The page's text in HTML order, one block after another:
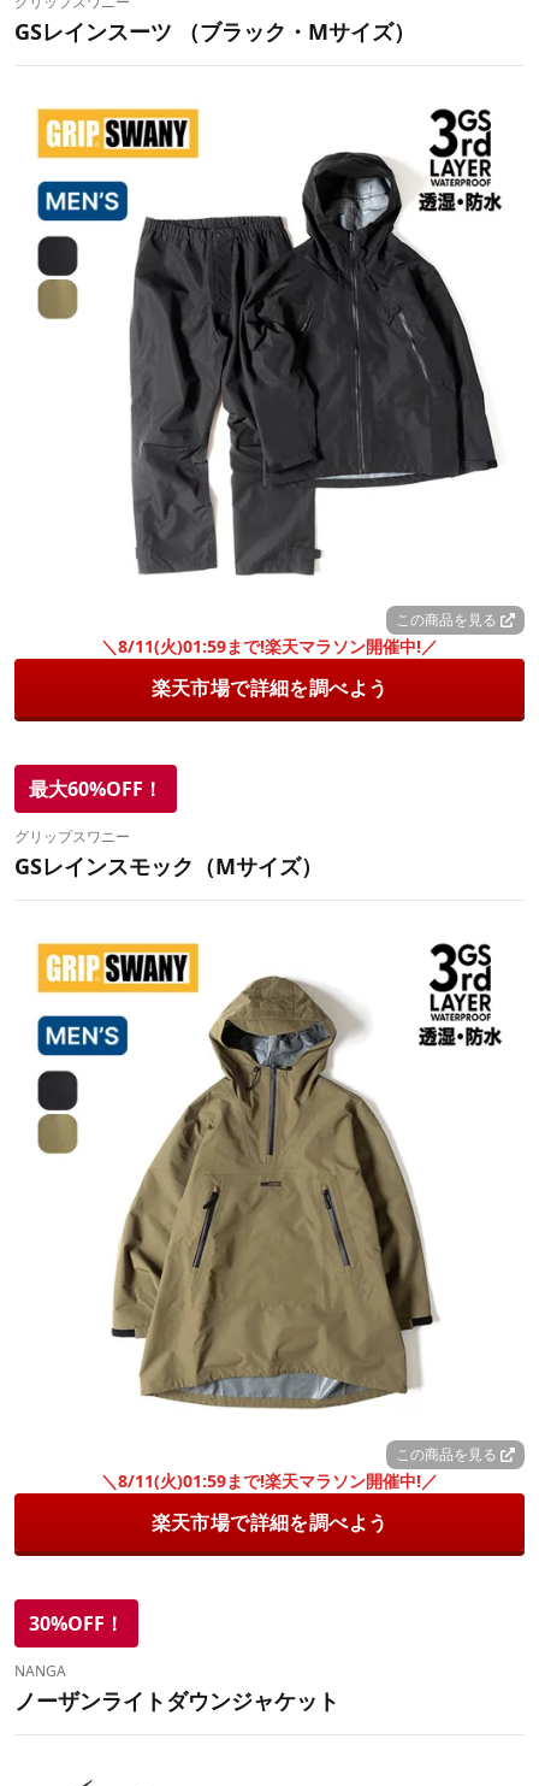
GSレインスーツ （ブラック・Mサイズ）
この商品を見る
＼8/11(火)01:59まで!楽天マラソン開催中!／
楽天市場で詳細を調べよう
最大60%OFF！
グリップスワニー
GSレインスモック（Mサイズ）
この商品を見る
＼8/11(火)01:59まで!楽天マラソン開催中!／
楽天市場で詳細を調べよう
30%OFF！
NANGA
ノーザンライトダウンジャケット